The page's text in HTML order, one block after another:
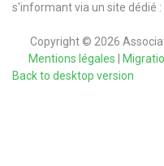
s'informant via un site dédié :
Copyright © 2026
Mentions légales
Back to desktop version